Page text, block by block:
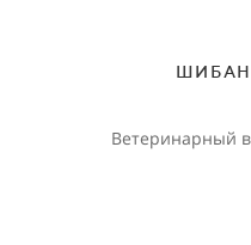
Ветеринарный